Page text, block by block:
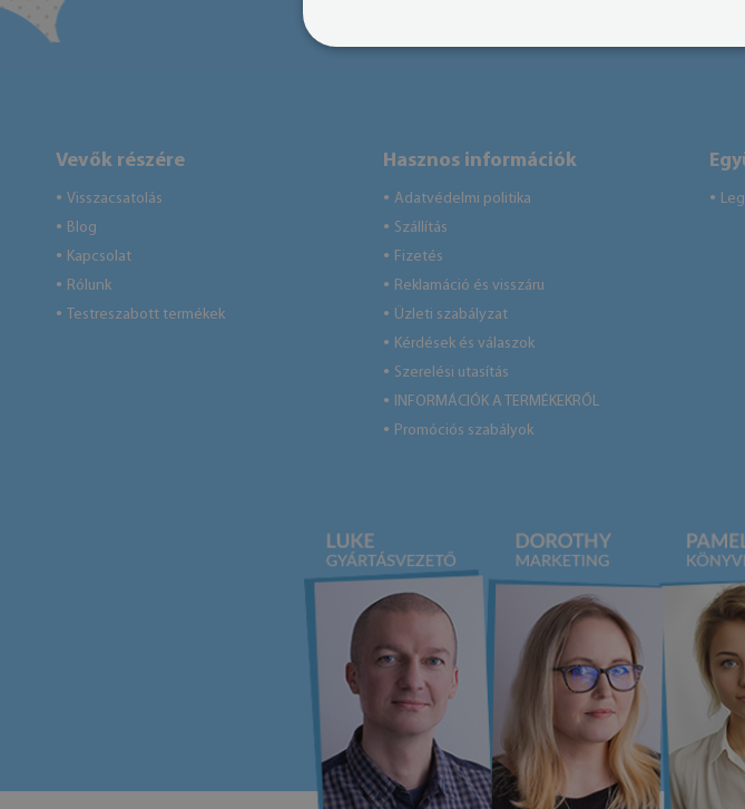
Vevők részére
● Visszacsatolás
● Blog
● Kapcsolat
● Rólunk
● Testreszabott termékek
Hasznos információk
● Adatvédelmi politika
● Szállítás
● Fizetés
● Reklamáció és visszáru
● Üzleti szabályzat
● Kérdések és válaszok
● Szerelési utasítás
● INFORMÁCIÓK A TERMÉKEKRŐL
● Promóciós szabályok
●